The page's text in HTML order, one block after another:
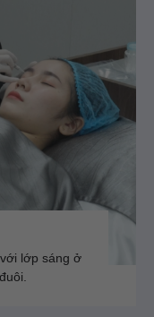
lớp sáng ở